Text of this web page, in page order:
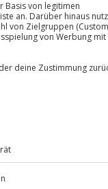
Über 9.000
Volle
Jeder
10 Jahre gültig